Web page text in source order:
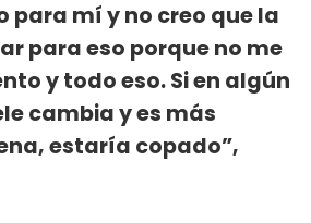
para mí y no creo que la
para eso porque no me
y todo eso. Si en algún
cambia y es más
estaría copado”,